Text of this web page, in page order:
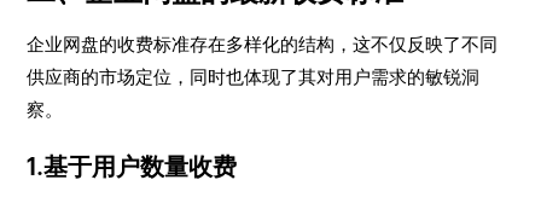
企业网盘的收费标准存在多样化的结构，这不仅反映了不同
供应商的市场定位，同时也体现了其对用户需求的敏锐洞
察。
1.基于用户数量收费